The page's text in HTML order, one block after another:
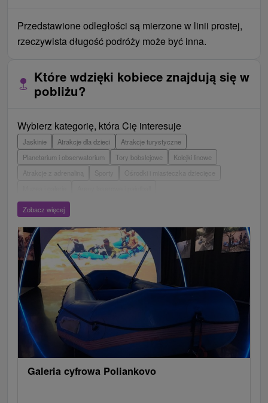
Przedstawione odległości są mierzone w linii prostej,
rzeczywista długość podróży może być inna.
Które wdzięki kobiece znajdują się w
pobliżu?
Wybierz kategorię, która Cię interesuje
Jaskinie Atrakcje dla dzieci
Atrakcje turystyczne
Planetarium i obserwatorium
Tory bobslejowe
Kolejki linowe
Atrakcje z adrenaliną
Wieże obserwacyjne i chodniki
Escaperoom
Ogrody botaniczne
Parki miejskie i zamkowe
Loty widokowe i rejsy wycieczkowe
Tarcze
Jeziora, jeziora, zbiorniki wodne
Zabytki techniki
Pomniki
Wodospady
Kościoły drewniane Źródła
Jazda konna
Túry a turistické chodníky
Zamki
Miejsca sakralne
Obiekty architektoniczne
Ośrodek narciarski
Pola golfowe
Tory gokartowe
Amfiteatry i kina w przyrodzie
Szlaki winne
Zobacz więcej
Galeria cyfrowa Poliankovo